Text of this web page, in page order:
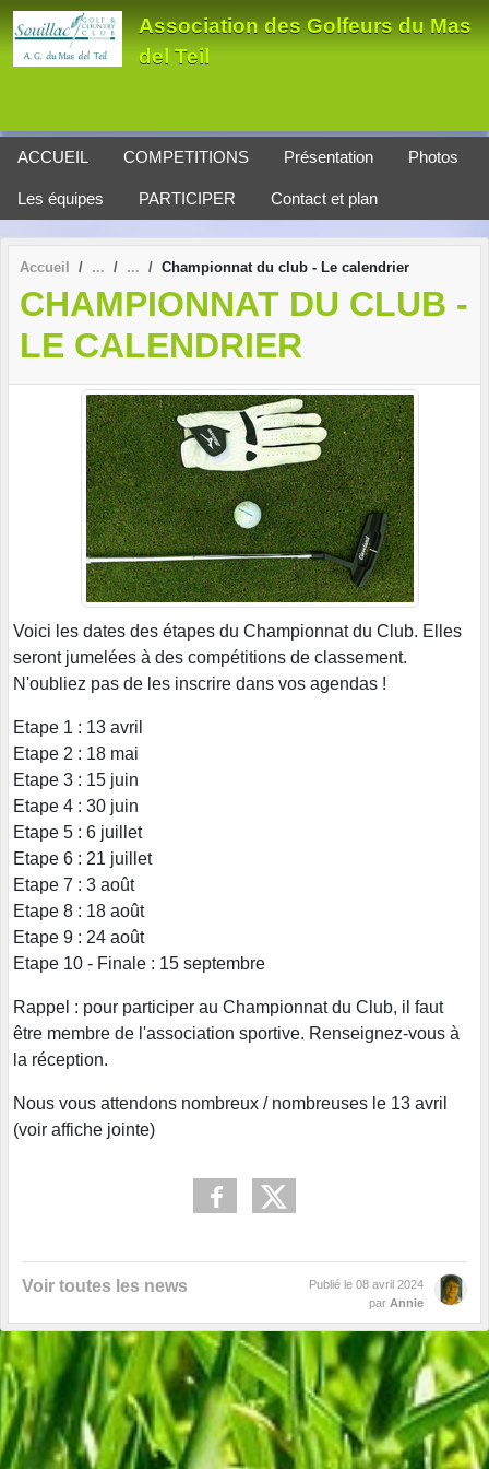
Association des Golfeurs du Mas
del Teil
ACCUEIL COMPETITIONS Présentation Photos
Les équipes PARTICIPER Contact et plan
Accueil Championnat du club - Le calendrier
CHAMPIONNAT DU CLUB -
LE CALENDRIER
Voici les dates des étapes du Championnat du Club. Elles
seront jumelées à des compétitions de classement.
N'oubliez pas de les inscrire dans vos agendas !
Etape 1 : 13 avril
Etape 2 : 18 mai
Etape 3 : 15 juin
Etape 4 : 30 juin
Etape 5 : 6 juillet
Etape 6 : 21 juillet
Etape 7 : 3 août
Etape 8 : 18 août
Etape 9 : 24 août
Etape 10 - Finale : 15 septembre
Rappel : pour participer au Championnat du Club, il faut
être membre de l'association sportive. Renseignez-vous à
la réception.
Nous vous attendons nombreux / nombreuses le 13 avril
(voir affiche jointe)
Voir toutes les news Publié le 08 avril 2024
par Annie
Panneau de gestion des cookies